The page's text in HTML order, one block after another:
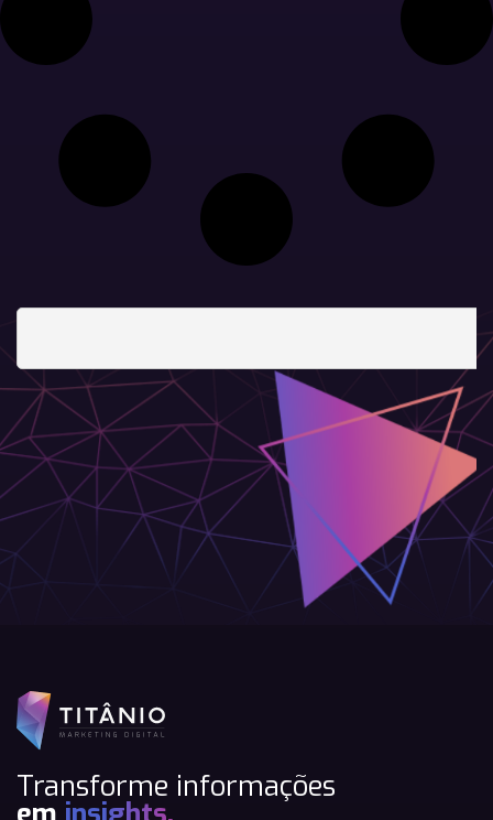
Transforme informações